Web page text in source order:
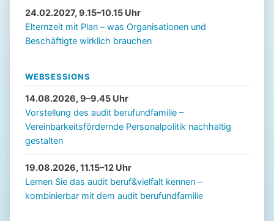
24.02.2027, 9.15–10.15 Uhr
Elternzeit mit Plan – was Organisationen und
Beschäftigte wirklich brauchen
WEBSESSIONS
14.08.2026, 9–9.45 Uhr
Vorstellung des audit berufundfamilie –
Vereinbarkeitsfördernde Personalpolitik nachhaltig
gestalten
19.08.2026, 11.15–12 Uhr
Lernen Sie das audit beruf&vielfalt kennen –
kombinierbar mit dem audit berufundfamilie